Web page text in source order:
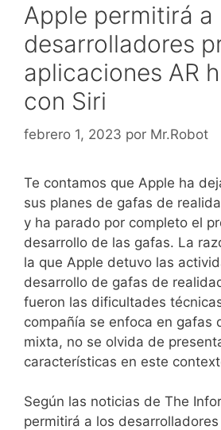
Apple permitirá a
desarrolladores
aplicaciones AR
con Siri
febrero 1, 2023 por Mr.Robot
Te contamos que Apple ha
sus planes de gafas de
y ha parado por completo el
desarrollo de las gafas. La
la que Apple detuvo las
desarrollo de gafas de
fueron las dificultades
compañía se enfoca en gafas
mixta, no se olvida de
características en este
Según las noticias de The
permitirá a los